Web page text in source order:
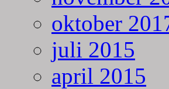
oktober
juli 2015
april 2015